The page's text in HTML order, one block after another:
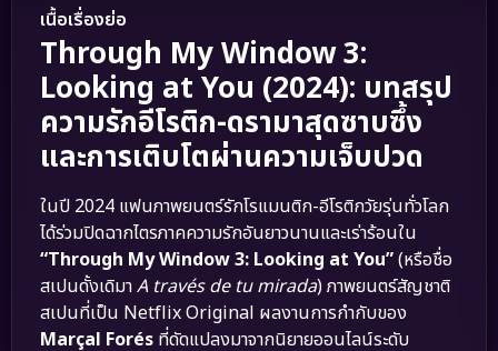
เนื้อเรื่องย่อ
Through My Window 3:
Looking at You (2024): บทสรุป
ความรักอีโรติก-ดรามาสุดซาบซึ้ง
และการเติบโตผ่านความเจ็บปวด
ในปี 2024 แฟนภาพยนตร์รักโรแมนติก-อีโรติกวัยรุ่นทั่วโลก
ได้ร่วมปิดฉากไตรภาคความรักอันยาวนานและเร่าร้อนใน
“Through My Window 3: Looking at You”(หรือชื่อ
สเปนดั้งเดิมาA través de tu mirada) ภาพยนตร์สัญชาติ
สเปนที่เป็น Netflix Original ผลงานการกำกับของ
Marçal Forés ที่ดัดแปลงมาจากนิยายออนไลน์ระดับ